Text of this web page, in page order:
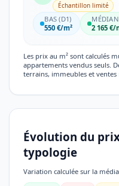
Échantillon limité
BAS (D1)
550 €/m²
2 165 €/
Les prix au m² sont calculés
appartements vendus seuls.
terrains, immeubles et
Évolution du
typologie
Variation calculée sur la